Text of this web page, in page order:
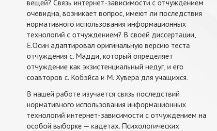
вещей? Связь интернет-зависимости с отчуждением
очевидна, возникает вопрос, имеют ли последствия
нормативного использования информационных
технологий с отчуждением? В своей диссертации,
Е.Осин адаптировал оригинальную версию теста
отчуждения с. Мадди, который определяет
отчуждение как экзистенциальный недуг, и его
соавторов с. Кобэйса и М. Хувера для учащихся.
В нашей работе изучается связь последствий
нормативного использования информационных
технологий интернет-зависимости с отчуждением на
особой выборке — кадетах. Психологических